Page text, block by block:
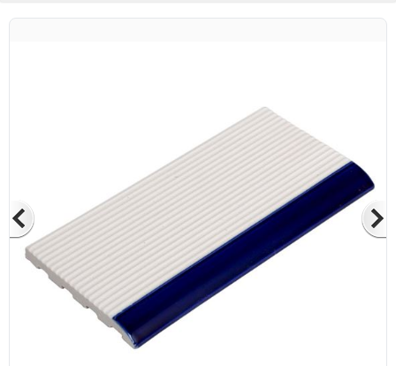
Betaş Cam Mozaik
Betaş Cam Mozik olarak tam zamanlı
meslektaşlar arıyoruz. Özgeçmişlerinizi
gönderdikten sonra tarafımıza bilgi
vermeniz faydalı olacaktır.